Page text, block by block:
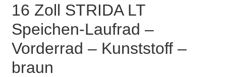
16 Zoll STRIDA LT
Speichen-Laufrad –
Vorderrad – Kunststoff –
braun